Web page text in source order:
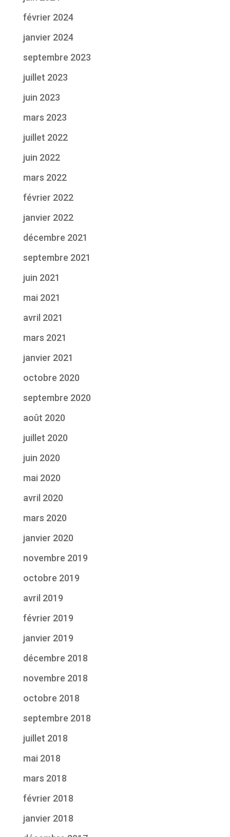
février 2024
janvier 2024
septembre 2023
juillet 2023
juin 2023
mars 2023
juillet 2022
juin 2022
mars 2022
février 2022
janvier 2022
décembre 2021
septembre 2021
juin 2021
mai 2021
avril 2021
mars 2021
janvier 2021
octobre 2020
septembre 2020
août 2020
juillet 2020
juin 2020
mai 2020
avril 2020
mars 2020
janvier 2020
novembre 2019
octobre 2019
avril 2019
février 2019
janvier 2019
décembre 2018
novembre 2018
octobre 2018
septembre 2018
juillet 2018
mai 2018
mars 2018
février 2018
janvier 2018